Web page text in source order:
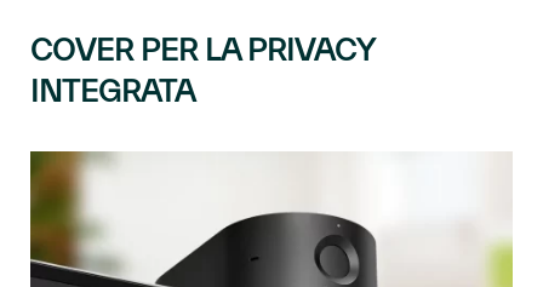
COVER PER LA PRIVACY
INTEGRATA